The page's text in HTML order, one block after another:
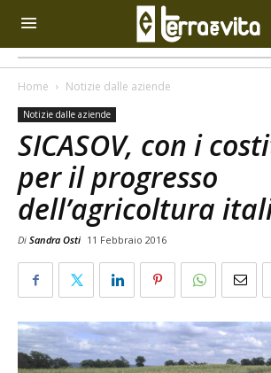
Home Notizie dalle aziende
Notizie dalle aziende
SICASOV, con i
per il progresso
dell’agricoltura
Di Sandra Osti 11 Febbraio 2016